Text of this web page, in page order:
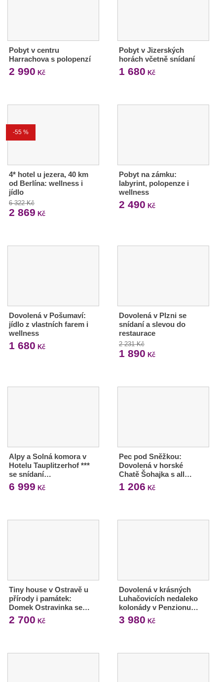
Pobyt v centru
Harrachova s polopenzí
2 990 Kč
Pobyt v Jizerských
horách včetně snídaní
1 680 Kč
-55 %
4* hotel u jezera, 40 km
od Berlína: wellness i
jídlo
6 322 Kč
2 869 Kč
Pobyt na zámku:
labyrint, polopenze i
wellness
2 490 Kč
Dovolená v Pošumaví:
jídlo z vlastních farem i
wellness
1 680 Kč
Dovolená v Plzni se
snídaní a slevou do
restaurace
2 231 Kč
1 890 Kč
Alpy a Solná komora v
Hotelu Tauplitzerhof ***
se snídaní…
6 999 Kč
Pec pod Sněžkou:
Dovolená v horské
Chatě Šohajka s all…
1 206 Kč
Tiny house v Ostravě u
přírody i památek:
Domek Ostravinka se…
2 700 Kč
Dovolená v krásných
Luhačovicích nedaleko
kolonády v Penzionu…
3 980 Kč